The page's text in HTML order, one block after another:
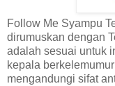
Follow Me Syampu
dirumuskan dengan
adalah sesuai untuk
kepala
mengandungi sifat